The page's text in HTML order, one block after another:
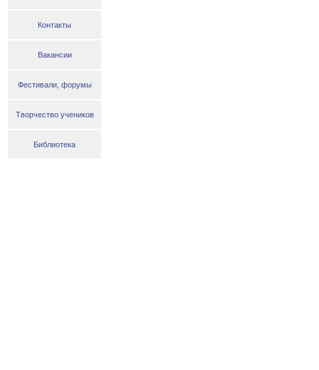
Контакты
Вакансии
Фестивали, форумы
Творчество учеников
Библиотека